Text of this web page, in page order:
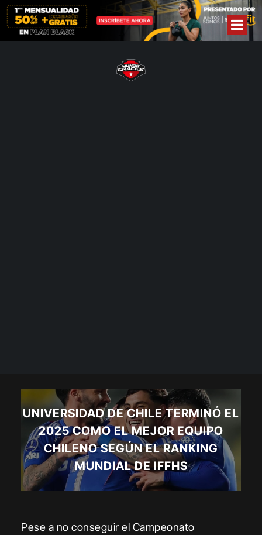
UNIVERSIDAD DE CHILE TERMINÓ EL
2025 COMO EL MEJOR EQUIPO
CHILENO SEGÚN EL RANKING
MUNDIAL DE IFFHS
Pese a no conseguir el Campeonato